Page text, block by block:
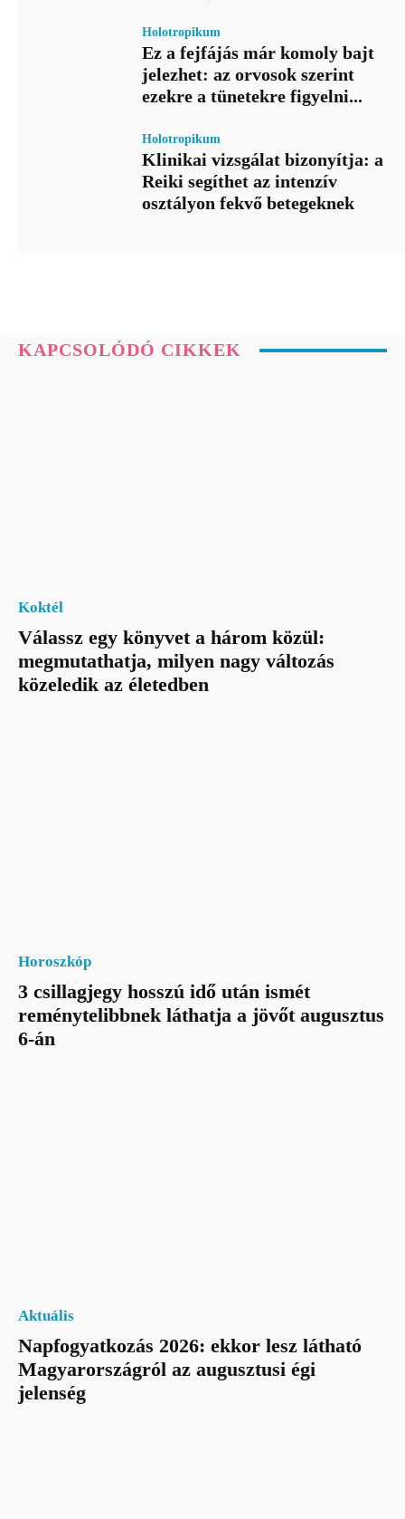
Holotropikum
Ez a fejfájás már komoly bajt
jelezhet: az orvosok szerint
ezekre a tünetekre figyelni...
Holotropikum
Klinikai vizsgálat bizonyítja: a
Reiki segíthet az intenzív
osztályon fekvő betegeknek
KAPCSOLÓDÓ CIKKEK
Koktél
Válassz egy könyvet a három közül:
megmutathatja, milyen nagy változás
közeledik az életedben
Horoszkóp
3 csillagjegy hosszú idő után ismét
reménytelibbnek láthatja a jövőt augusztus
6-án
Aktuális
Napfogyatkozás 2026: ekkor lesz látható
Magyarországról az augusztusi égi
jelenség